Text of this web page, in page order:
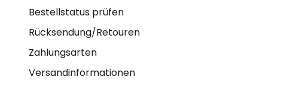
Bestellstatus prüfen
Rücksendung/Retouren
Zahlungsarten
Versandinformationen